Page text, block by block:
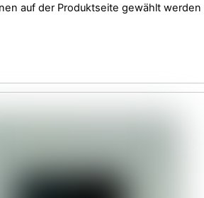
auf der Produktseite gewählt werden